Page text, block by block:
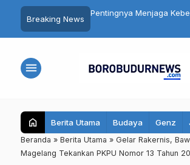
Breaking News
ke-81 RI
Pentingnya Menjaga
dan Cara Mengatasinya
menu
home Berita Utama Budaya Genz
Beranda » Berita Utama » Gelar Rakernis,
Magelang Tekankan PKPU Nomor 13 Tahun